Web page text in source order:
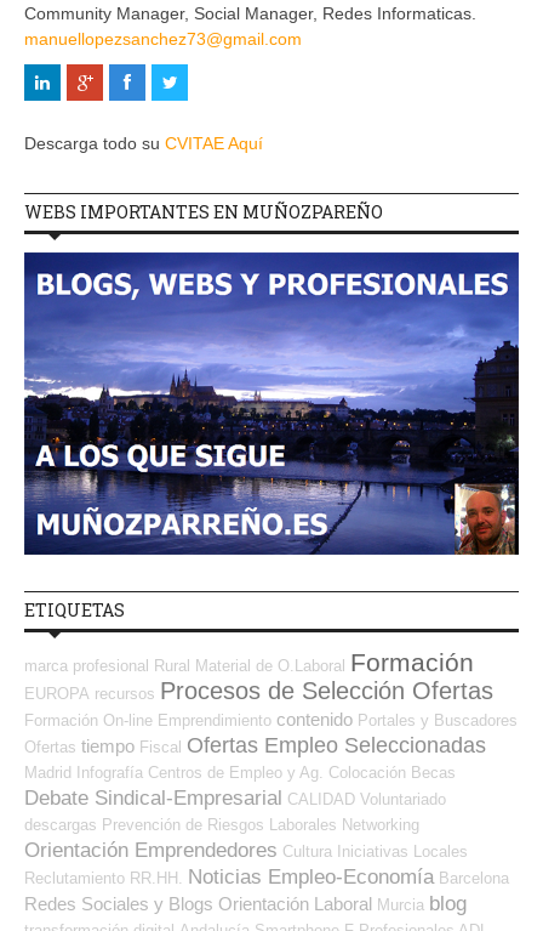
Community Manager, Social Manager, Redes Informaticas.
manuellopezsanchez73@gmail.com
Descarga todo su CVITAE Aquí
WEBS IMPORTANTES EN MUÑOZPAREÑO
ETIQUETAS
marca profesional Rural Material de O.Laboral Formación
EUROPA recursos Procesos de Selección Ofertas
Formación On-line Emprendimiento contenido Portales y Buscadores
Ofertas tiempo Fiscal Ofertas Empleo Seleccionadas
Madrid Infografía Centros de Empleo y Ag. Colocación Becas
Debate Sindical-Empresarial CALIDAD Voluntariado
descargas Prevención de Riesgos Laborales Networking
Orientación Emprendedores Cultura Iniciativas Locales
Reclutamiento RR.HH.
Noticias Empleo-Economía Barcelona
Redes Sociales y Blogs Orientación Laboral Murcia blog